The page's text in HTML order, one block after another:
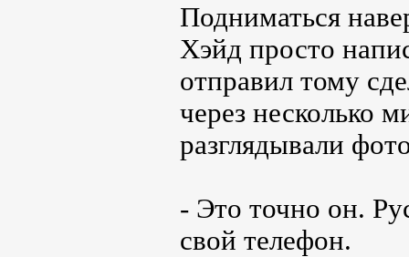
Подниматься
Хэйд просто
отправил тому
через несколько
разглядывали
- Это точно он.
свой телефон.